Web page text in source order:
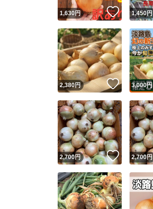
1,630円 いいね！
1,450円
2,380円 いいね！
3,000円
2,700円 いいね！
2,700円